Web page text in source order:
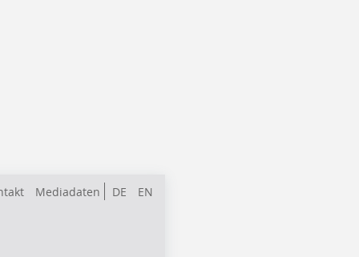
DE EN
Mediadaten